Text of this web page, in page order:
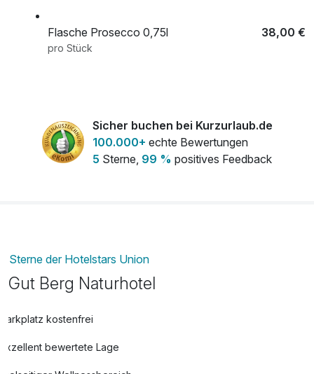
Flasche Prosecco 0,75l 38,00 €
pro Stück
Sicher buchen bei Kurzurlaub.de
100.000+ echte Bewertungen
5 Sterne, 99 % positives Feedback
Sterne der Hotelstars Union
Gut Berg Naturhotel
Parkplatz kostenfrei
Exzellent bewertete Lage